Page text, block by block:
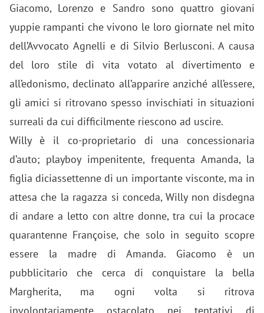
Giacomo, Lorenzo e Sandro sono quattro giovani
yuppie rampanti che vivono le loro giornate nel mito
dell’Avvocato Agnelli e di Silvio Berlusconi. A causa
del loro stile di vita votato al divertimento e
all’edonismo, declinato all’apparire anziché all’essere,
gli amici si ritrovano spesso invischiati in situazioni
surreali da cui difficilmente riescono ad uscire.
Willy è il co-proprietario di una concessionaria
d’auto; playboy impenitente, frequenta Amanda, la
figlia diciassettenne di un importante visconte, ma in
attesa che la ragazza si conceda, Willy non disdegna
di andare a letto con altre donne, tra cui la procace
quarantenne Françoise, che solo in seguito scopre
essere la madre di Amanda. Giacomo è un
pubblicitario che cerca di conquistare la bella
Margherita, ma ogni volta si ritrova
involontariamente ostacolato nei tentativi di